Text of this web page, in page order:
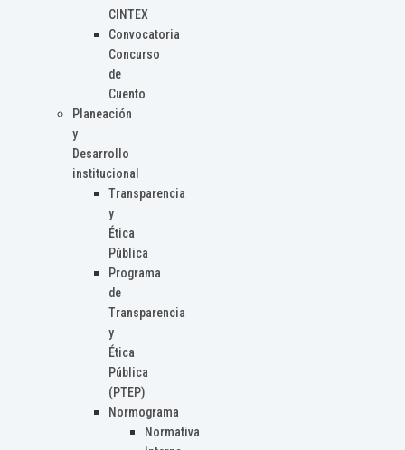
CINTEX
Convocatoria
Concurso
de
Cuento
Planeación
y
Desarrollo
institucional
Transparencia
y
Ética
Pública
Programa
de
Transparencia
y
Ética
Pública
(PTEP)
Normograma
Normativa